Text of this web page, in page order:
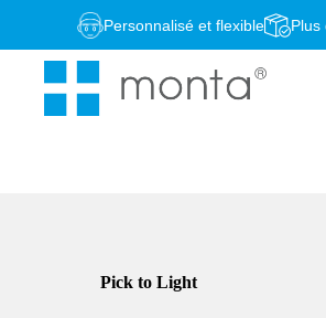
contenu
Personnalisé et flexible Plus
Pick to Light